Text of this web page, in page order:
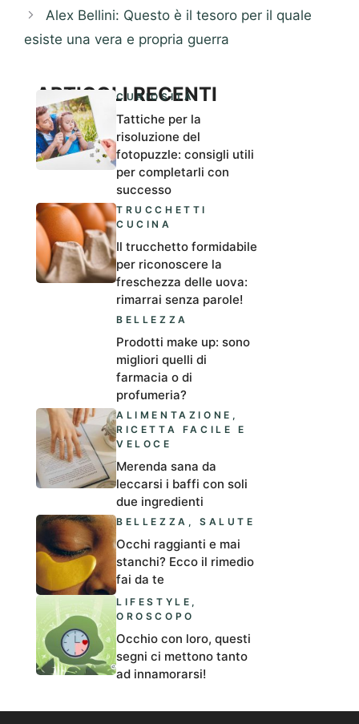
Alex Bellini: Questo è il tesoro per il quale
esiste una vera e propria guerra
ARTICOLI RECENTI
CURIOSITÀ
Tattiche per la
risoluzione del
fotopuzzle: consigli utili
per completarli con
successo
TRUCCHETTI
CUCINA
Il trucchetto formidabile
per riconoscere la
freschezza delle uova:
rimarrai senza parole!
BELLEZZA
Prodotti make up: sono
migliori quelli di
farmacia o di
profumeria?
ALIMENTAZIONE ,
RICETTA FACILE E
VELOCE
Merenda sana da
leccarsi i baffi con soli
due ingredienti
BELLEZZA ,SALUTE
Occhi raggianti e mai
stanchi? Ecco il rimedio
fai da te
LIFESTYLE ,
OROSCOPO
Occhio con loro, questi
segni ci mettono tanto
ad innamorarsi!